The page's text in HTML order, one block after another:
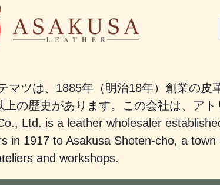
マツは、1885年（明治18年）創業の
上の歴史があります。この会社は、ア
Ltd. is a leather wholesaler
in 1917 to Asakusa Shoten-cho, a
and workshops.